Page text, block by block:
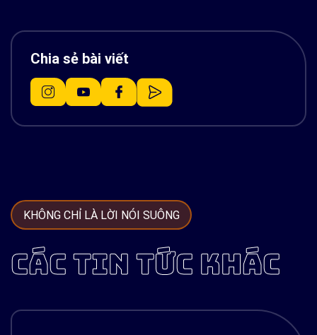
Chia sẻ bài viết
KHÔNG CHỈ LÀ LỜI NÓI SUÔNG
CÁC TIN TỨC KHÁC